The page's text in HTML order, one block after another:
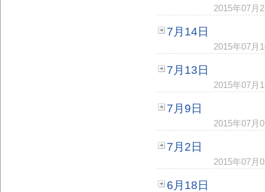
2015年07月
7月14日
2015年07月
7月13日
2015年07月
7月9日
2015年07月
7月2日
2015年07月
6月18日